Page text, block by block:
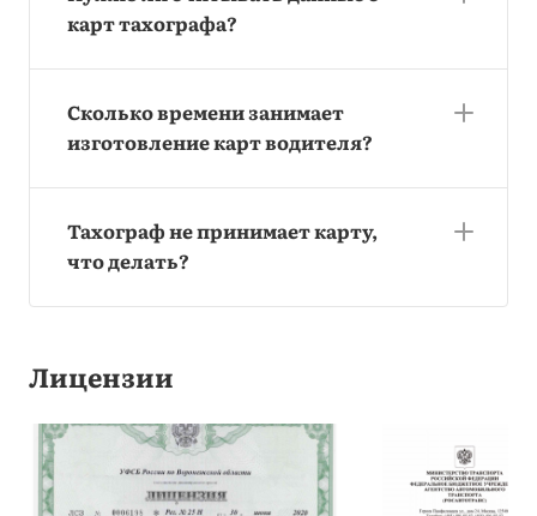
карт тахографа?
Сколько времени занимает
изготовление карт водителя?
Тахограф не принимает карту,
что делать?
Лицензии